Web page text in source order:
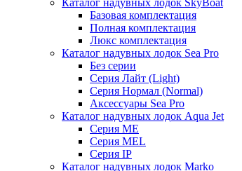
Каталог надувных лодок SkyBoat
Базовая комплектация
Полная комплектация
Люкс комплектация
Каталог надувных лодок Sea Pro
Без серии
Серия Лайт (Light)
Серия Нормал (Normal)
Аксессуары Sea Pro
Каталог надувных лодок Aqua Jet
Серия ME
Серия MEL
Серия IP
Каталог надувных лодок Marko